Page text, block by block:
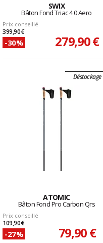
SWIX
Bâton Fond Triac 4.0 Aero
Prix conseillé
399,90 €
-30% 279,90 €
Déstockage
ATOMIC
Bâton Fond Pro Carbon Qrs
Prix conseillé
109,90 €
-27% 79,90 €